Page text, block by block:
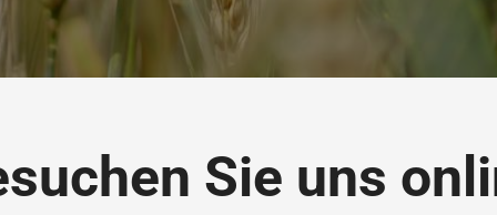
Sie uns